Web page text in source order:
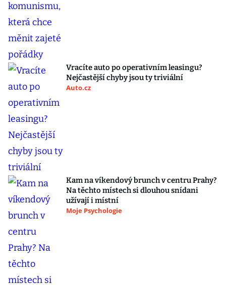
Vracíte auto po operativním leasingu?
Nejčastější chyby jsou ty triviální
Auto.cz
Kam na víkendový brunch v centru Prahy?
Na těchto místech si dlouhou snídani
užívají i místní
Moje Psychologie